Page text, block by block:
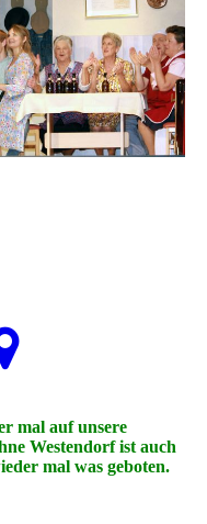
mal auf unsere
Westendorf ist auch
mal was geboten.